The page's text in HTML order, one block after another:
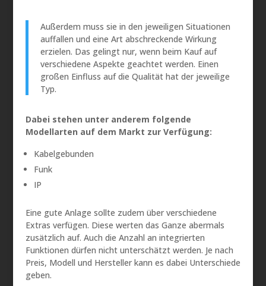
Außerdem muss sie in den jeweiligen Situationen
auffallen und eine Art abschreckende Wirkung
erzielen. Das gelingt nur, wenn beim Kauf auf
verschiedene Aspekte geachtet werden. Einen
großen Einfluss auf die Qualität hat der jeweilige
Typ.
Dabei stehen unter anderem folgende
Modellarten auf dem Markt zur Verfügung:
Kabelgebunden
Funk
IP
Eine gute Anlage sollte zudem über verschiedene
Extras verfügen. Diese werten das Ganze abermals
zusätzlich auf. Auch die Anzahl an integrierten
Funktionen dürfen nicht unterschätzt werden. Je nach
Preis, Modell und Hersteller kann es dabei Unterschiede
geben.